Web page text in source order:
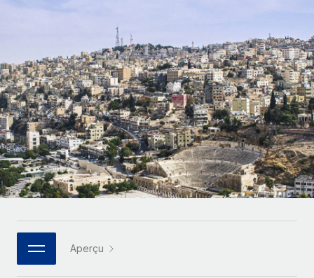
Intégrez et gérez vos freelances partout dans le monde
PEO
Sous-traitez les opérations complexes liées à l’emploi
INFRASTRUCTURE
Intégration Remote
Intégrez vos RH aux flux de travail en toute simplicité
Plateforme
Connecter
Nouveau
Connectez n'importe quel outil d’IA à Remote grâce à
Examinez notre service par rapport aux autres
CROISSANCE
Start-ups
Des solutions agiles et internationales pour les RH et la
paie des entreprises en pleine croissance
Entreprises intermédiaires
Développez vos équipes avec des solutions RH sur
mesure
Entreprise
Les RH à l’international pour les grandes entreprises
pays
Calculateur de paiement des freelances
Découvrez les devises disponibles et les vitesses de
paiement pour vos freelances internationaux
APPRENDRE AVEC REMOTE
Recherche et guides
Études de cas
Checklists et modèles
Descriptions de postes
Français
Deutsch
Español
Italiano
Português (Portugal)
日本語
한국어
Aperçu